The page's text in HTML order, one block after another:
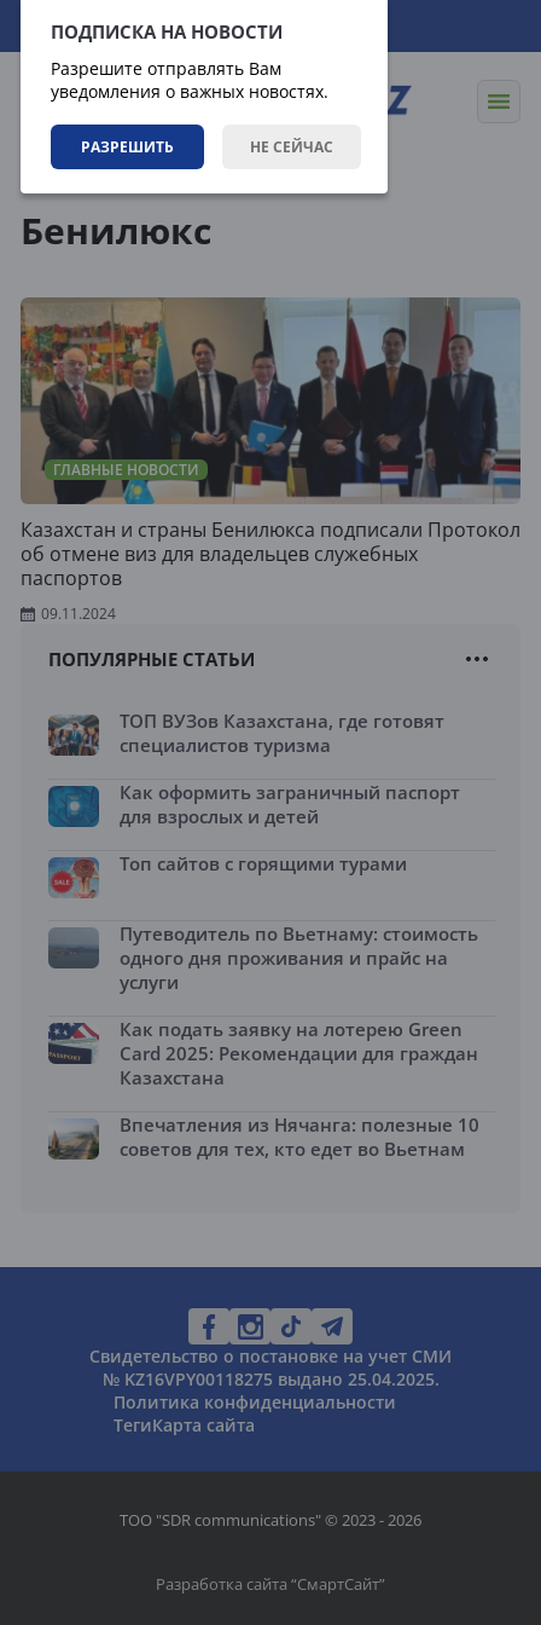
ПОДПИСКА НА НОВОСТИ
Разрешите отправлять Вам
уведомления о важных новостях.
РАЗРЕШИТЬ НЕ СЕЙЧАС
06.08.2026 07:14:52
Бенилюкс
ГЛАВНЫЕ НОВОСТИ
Казахстан и страны Бенилюкса подписали Протокол
об отмене виз для владельцев служебных
паспортов
09.11.2024
ПОПУЛЯРНЫЕ СТАТЬИ
ТОП ВУЗов Казахстана, где готовят
специалистов туризма
Как оформить заграничный паспорт
для взрослых и детей
Топ сайтов с горящими турами
Путеводитель по Вьетнаму: стоимость
одного дня проживания и прайс на
услуги
Как подать заявку на лотерею Green
Card 2025: Рекомендации для граждан
Казахстана
Впечатления из Нячанга: полезные 10
советов для тех, кто едет во Вьетнам
Свидетельство о постановке на учет СМИ
№ KZ16VPY00118275 выдано 25.04.2025.
Политика конфиденциальности
ТегиКарта сайта
ТОО "SDR communications" © 2023 - 2026
Разработка сайта “СмартСайт”